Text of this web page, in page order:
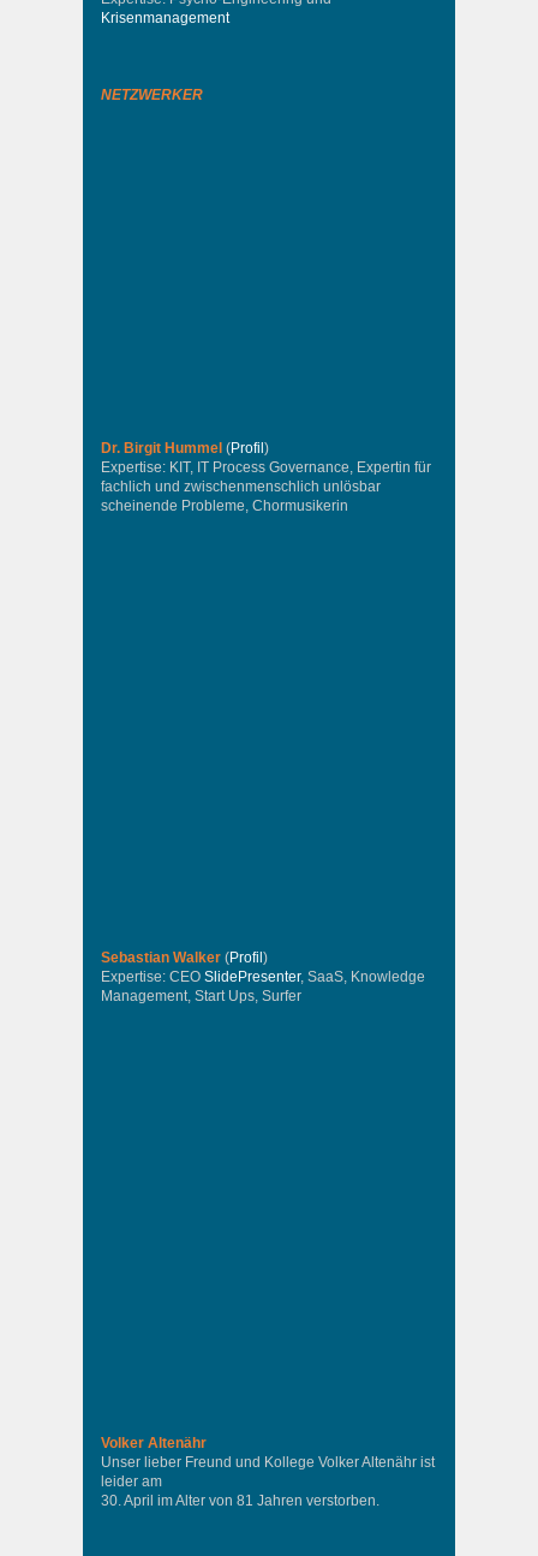
Krisenmanagement
NETZWERKER
Dr. Birgit Hummel (Profil )
Expertise: KIT, IT Process Governance, Expertin für
fachlich und zwischenmenschlich unlösbar
scheinende Probleme, Chormusikerin
Sebastian Walker (Profil )
Expertise: CEO SlidePresenter, SaaS, Knowledge
Management, Start Ups, Surfer
Volker Altenähr
Unser lieber Freund und Kollege Volker Altenähr ist
leider am
30. April im Alter von 81 Jahren verstorben.